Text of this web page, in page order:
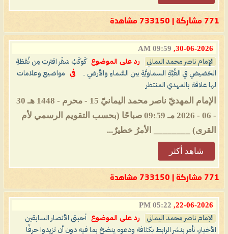
771 مشاركة | 733150 مشاهدة
30-06-2026,
09:59 AM
الإمام ناصر محمد اليماني رد على الموضوع
كَوكَبُ سَقَر اقتربَ مِن نُقطَةِ
الحَضيضِ في القُبَّةِ السماويَّةِ بين السَّماءِ والأرضِ ..
في
مواضيع وعلامات
لها علاقة بالمهدي المنتظر
الإمام المهديّ ناصر محمد اليمانيّ 15 - محرم - 1448 هـ 30
- 06 - 2026 مـ 09:59 صباحًا (بحسب التقويم الرسمي لأم
القرى) ________ الأمرُ خطيرٌ...
شاهد أكثر
771 مشاركة | 733150 مشاهدة
22-06-2026,
05:22 PM
الإمام ناصر محمد اليماني رد على الموضوع
أحبتي الأنصار السابقين
الأخيار، نأمر بنشر الرابط بكثافة ودعوه ينضخ بما فيه دون أن تزيدوا حرفًا